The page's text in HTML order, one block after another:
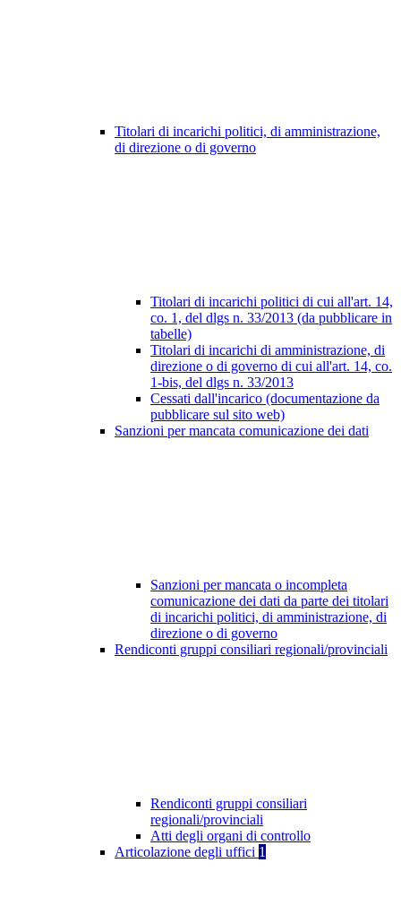
Titolari di incarichi politici, di amministrazione,
di direzione o di governo
Titolari di incarichi politici di cui all'art. 14,
co. 1, del dlgs n. 33/2013 (da pubblicare in
tabelle)
Titolari di incarichi di amministrazione, di
direzione o di governo di cui all'art. 14, co.
1-bis, del dlgs n. 33/2013
Cessati dall'incarico (documentazione da
pubblicare sul sito web)
Sanzioni per mancata comunicazione dei dati
Sanzioni per mancata o incompleta
comunicazione dei dati da parte dei titolari
di incarichi politici, di amministrazione, di
direzione o di governo
Rendiconti gruppi consiliari regionali/provinciali
Rendiconti gruppi consiliari
regionali/provinciali
Atti degli organi di controllo
Articolazione degli uffici 1